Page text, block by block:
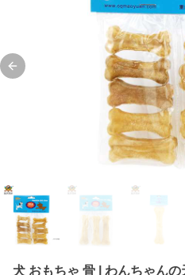
Previous slide
犬 おもちゃ 骨 | わんちゃん